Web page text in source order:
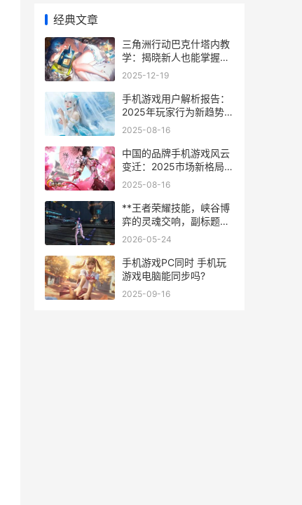
经典文章
三角洲行动巴克什塔内教
学：揭晓新人也能掌握的
决定因素战略 三角洲行动
2025-12-19
手机游戏用户解析报告：
2025年玩家行为新趋势解
密 解除手机游戏密码
2025-08-16
中国的品牌手机游戏风云
变迁：2025市场新格局下
的机遇和挑战 中国的品牌
2025-08-16
**王者荣耀技能，峡谷博
弈的灵魂交响，副标题，
指尖艺术的战术密码**
2026-05-24
手机游戏PC同时 手机玩
游戏电脑能同步吗?
2025-09-16